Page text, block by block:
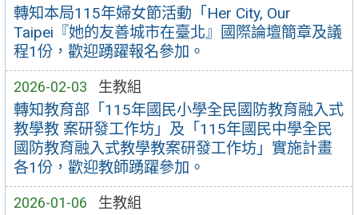
轉知本局115年婦女節活動「Her City, Our
Taipei『她的友善城市在臺北』國際論壇簡章及議
程1份，歡迎踴躍報名參加。
2026-02-03 生教組
轉知教育部「115年國民小學全民國防教育融入式
教學教 案研發工作坊」及「115年國民中學全民
國防教育融入式教學教案研發工作坊」實施計畫
各1份，歡迎教師踴躍參加。
2026-01-06 生教組